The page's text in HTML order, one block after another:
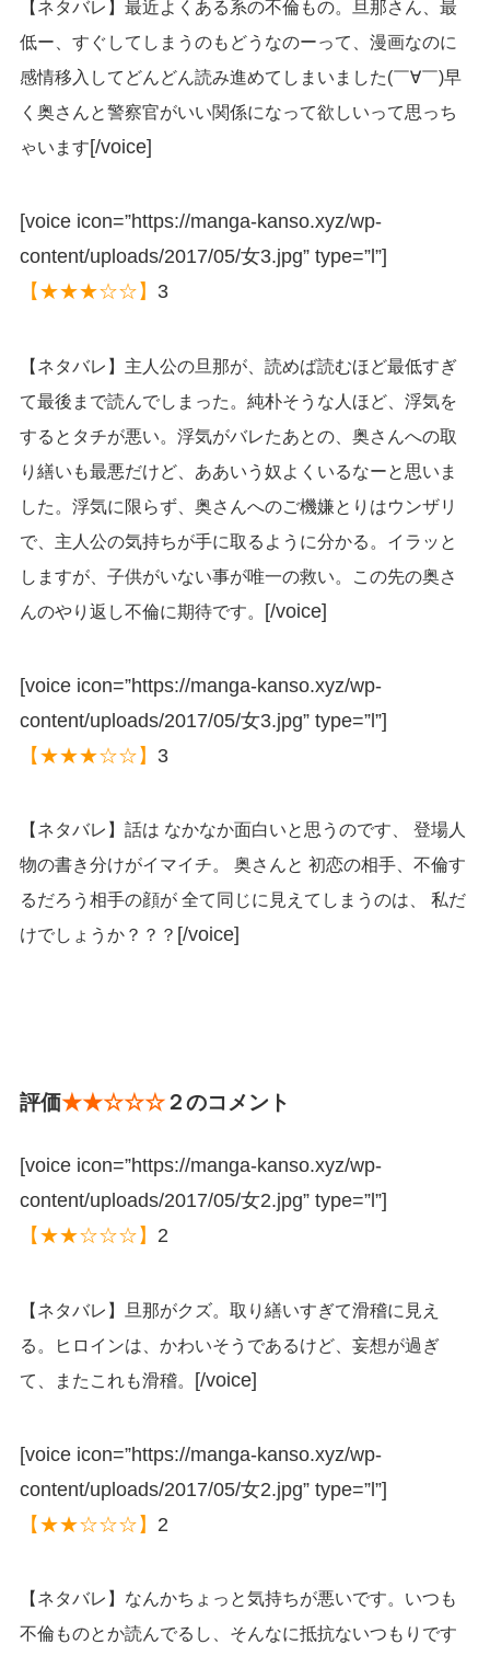
【ネタバレ】最近よくある系の不倫もの。旦那さん、最
低ー、すぐしてしまうのもどうなのーって、漫画なのに
感情移入してどんどん読み進めてしまいました(￣∀￣)早
く奥さんと警察官がいい関係になって欲しいって思っち
ゃいます[/voice]
[voice icon=”https://manga-kanso.xyz/wp-
content/uploads/2017/05/女3.jpg” type=”l”]
【★★★☆☆】 3
【ネタバレ】主人公の旦那が、読めば読むほど最低すぎ
て最後まで読んでしまった。純朴そうな人ほど、浮気を
するとタチが悪い。浮気がバレたあとの、奥さんへの取
り繕いも最悪だけど、ああいう奴よくいるなーと思いま
した。浮気に限らず、奥さんへのご機嫌とりはウンザリ
で、主人公の気持ちが手に取るように分かる。イラッと
しますが、子供がいない事が唯一の救い。この先の奥さ
んのやり返し不倫に期待です。 [/voice]
[voice icon=”https://manga-kanso.xyz/wp-
content/uploads/2017/05/女3.jpg” type=”l”]
【★★★☆☆】 3
【ネタバレ】話は なかなか面白いと思うのです、 登場人
物の書き分けがイマイチ。 奥さんと 初恋の相手、不倫す
るだろう相手の顔が 全て同じに見えてしまうのは、 私だ
けでしょうか？？？ [/voice]
評価★★☆☆☆２のコメント
[voice icon=”https://manga-kanso.xyz/wp-
content/uploads/2017/05/女2.jpg” type=”l”]
【★★☆☆☆】 2
【ネタバレ】旦那がクズ。取り繕いすぎて滑稽に見え
る。ヒロインは、かわいそうであるけど、妄想が過ぎ
て、またこれも滑稽。 [/voice]
[voice icon=”https://manga-kanso.xyz/wp-
content/uploads/2017/05/女2.jpg” type=”l”]
【★★☆☆☆】 2
【ネタバレ】なんかちょっと気持ちが悪いです。いつも
不倫ものとか読んでるし、そんなに抵抗ないつもりです